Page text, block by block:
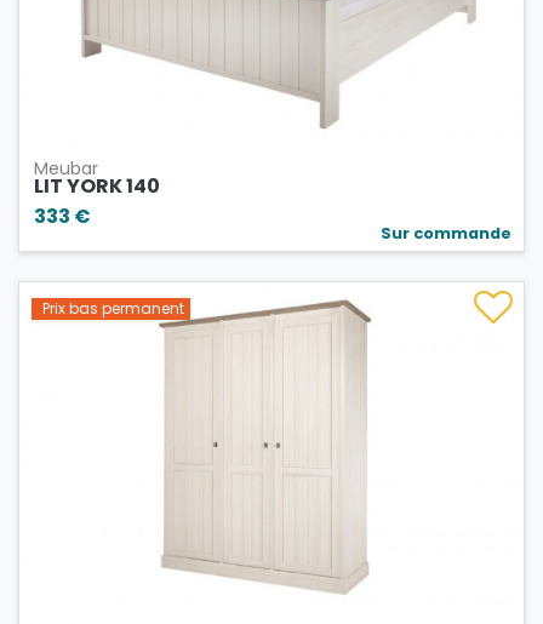
Meubar
LIT YORK 140
333 €
Sur commande
Prix bas permanent